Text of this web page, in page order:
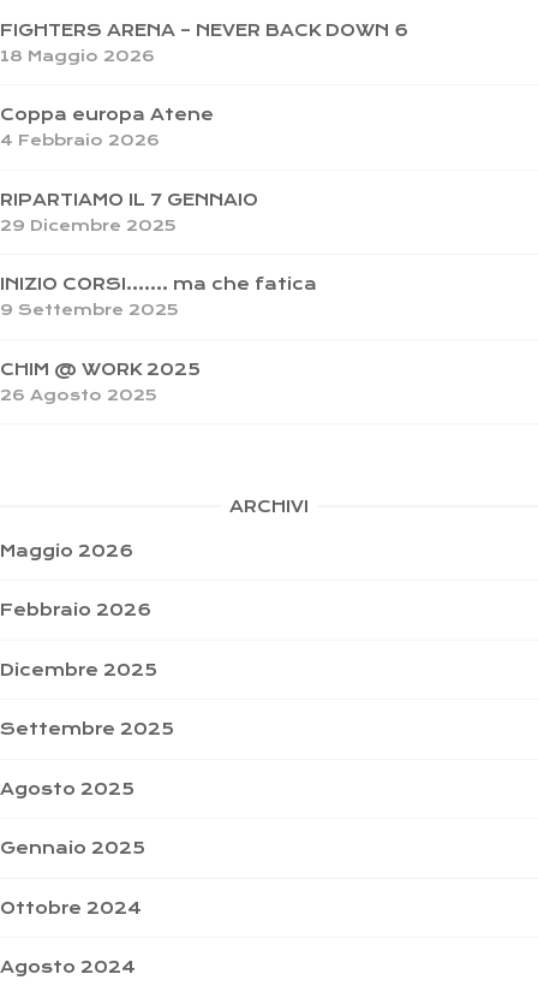
FIGHTERS ARENA – NEVER BACK DOWN 6
18 Maggio 2026
Coppa europa Atene
4 Febbraio 2026
RIPARTIAMO IL 7 GENNAIO
29 Dicembre 2025
INIZIO CORSI……. ma che fatica
9 Settembre 2025
CHIM @ WORK 2025
26 Agosto 2025
ARCHIVI
Maggio 2026
Febbraio 2026
Dicembre 2025
Settembre 2025
Agosto 2025
Gennaio 2025
Ottobre 2024
Agosto 2024